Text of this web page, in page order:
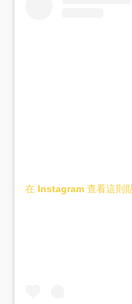
在 Instagram 查看這則